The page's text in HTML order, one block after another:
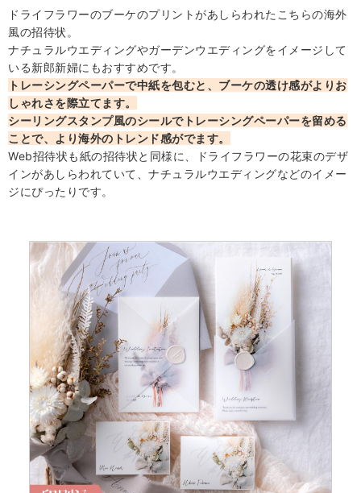
ージしたデザイン
5-1.シアーツリー ウォームホワイト
5-2.マリアージュ リース
6.まとめ
ドライフラワーのブーケのプリントがあしらわれたこちらの海外
風の招待状。
ナチュラルウエディングやガーデンウエディングをイメージして
いる新郎新婦にもおすすめです。
トレーシングペーパーで中紙を包むと、ブーケの透け感がよりお
しゃれさを際立てます。
シーリングスタンプ風のシールでトレーシングペーパーを留める
ことで、より海外のトレンド感がでます。
Web招待状も紙の招待状と同様に、ドライフラワーの花束のデザ
インがあしらわれていて、ナチュラルウエディングなどのイメー
ジにぴったりです。